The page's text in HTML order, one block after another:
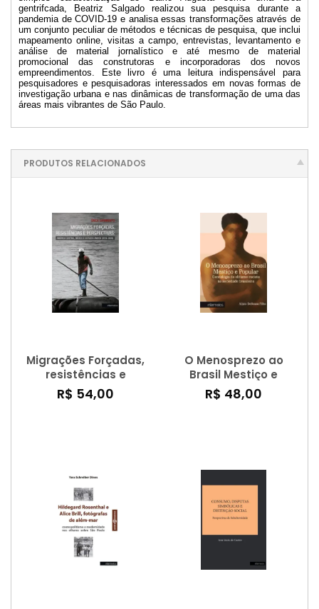
gentrifcada, Beatriz Salgado realizou sua pesquisa durante a
pandemia de COVID-19 e analisa essas transformações através de
um conjunto peculiar de métodos e técnicas de pesquisa, que inclui
mapeamento online, visitas a campo, entrevistas, levantamento e
análise de material jornalístico e até mesmo de material
promocional das construtoras e incorporadoras dos novos
empreendimentos. Este livro é uma leitura indispensável para
pesquisadores e pesquisadoras interessados em novas formas de
investigação urbana e nas dinâmicas de transformação de uma das
áreas mais vibrantes de São Paulo.
PRODUTOS RELACIONADOS
Migrações Forçadas,
resistências e
perspectivas:
américa central,
R$ 54,00
O Menosprezo ao
Brasil Mestiço e
Popular
R$ 48,00